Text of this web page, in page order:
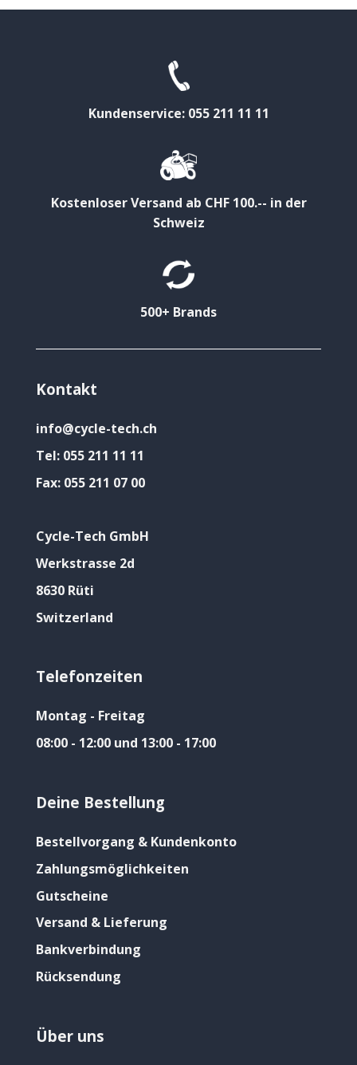
Kundenservice: 055 211 11 11
Kostenloser Versand ab CHF 100.-- in der
Schweiz
500+ Brands
Kontakt
info@cycle-tech.ch
Tel: 055 211 11 11
Fax: 055 211 07 00
Cycle-Tech GmbH
Werkstrasse 2d
8630 Rüti
Switzerland
Telefonzeiten
Montag - Freitag
08:00 - 12:00 und 13:00 - 17:00
Deine Bestellung
Bestellvorgang & Kundenkonto
Zahlungsmöglichkeiten
Gutscheine
Versand & Lieferung
Bankverbindung
Rücksendung
Über uns